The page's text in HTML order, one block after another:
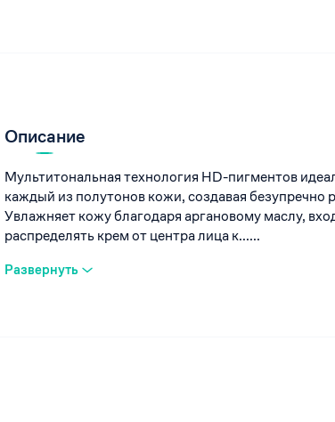
Описание
Мультитональная технология HD-пигментов
каждый из полутонов кожи, создавая безупречно
Увлажняет кожу благодаря аргановому маслу,
распределять крем от центра лица к......
Развернуть